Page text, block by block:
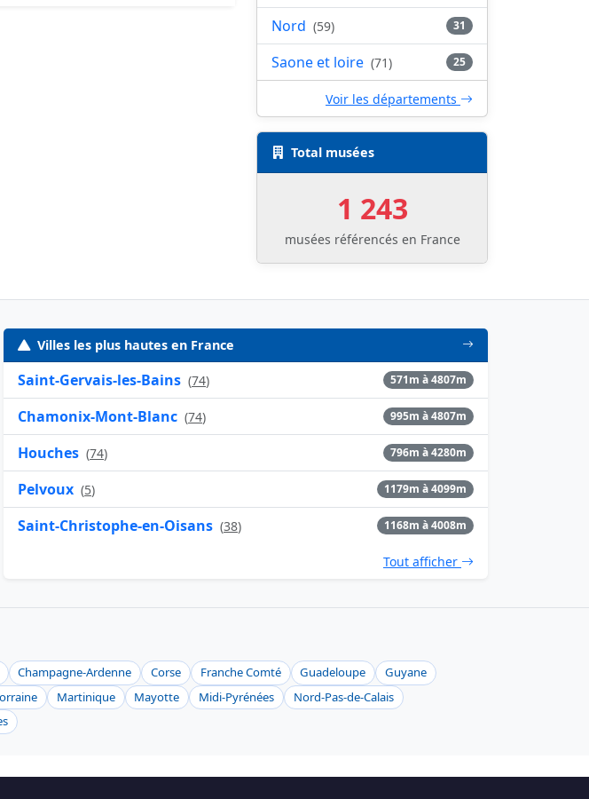
Nord (59) 31
Saone et loire (71) 25
Voir les départements
Total musées
1 243
musées référencés en France
Villes les plus hautes en France
Saint-Gervais-les-Bains (74) 571m à 4807m
Chamonix-Mont-Blanc (74) 995m à 4807m
Houches (74) 796m à 4280m
Pelvoux (5) 1179m à 4099m
Saint-Christophe-en-Oisans (38) 1168m à 4008m
Tout afficher
Champagne-Ardenne Corse Franche Comté Guadeloupe
Guyane
Martinique Mayotte Midi-Pyrénées
Nord-Pas-de-Calais